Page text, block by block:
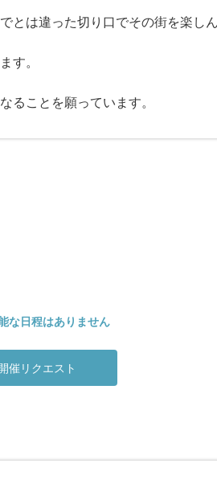
は違った切り口でその街を楽し
す。
ることを願っています。
な日程はありません
催リクエスト